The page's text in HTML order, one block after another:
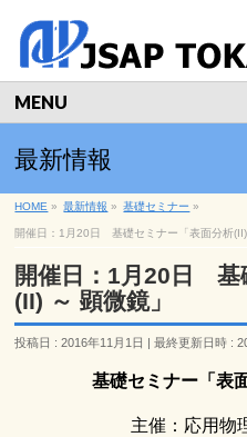
MENU
最新情報
HOME » 最新情報 » 基礎セミナー »
開催日：1月20日 基礎セミナー「表面分析(II)
開催日：1月20日 基
(II) ～ 顕微鏡」
投稿日 : 2016年11月1日 最終更新日時 :
基礎セミナー「表
主催：応用物